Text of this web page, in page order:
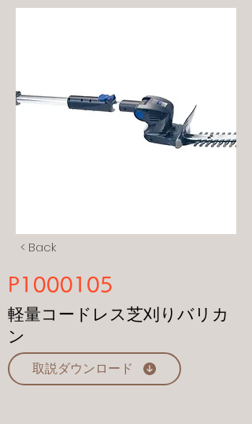
< Back
P1000105
軽量コードレス芝刈りバリカ
ン
取説ダウンロード